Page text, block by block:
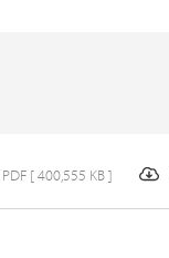
PDF [ 400,555 KB ]